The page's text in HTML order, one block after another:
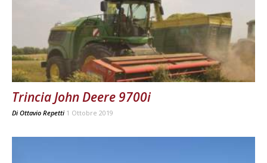
Trincia John Deere 9700i
Di Ottavio Repetti 1 Ottobre 2019